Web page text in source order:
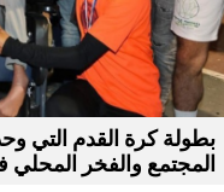
بطولة كرة القدم التي
المجتمع والفخر المحلي